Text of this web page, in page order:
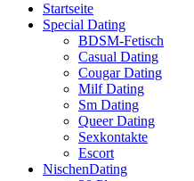
Startseite
Special Dating
BDSM-Fetisch
Casual Dating
Cougar Dating
Milf Dating
Sm Dating
Queer Dating
Sexkontakte
Escort
NischenDating